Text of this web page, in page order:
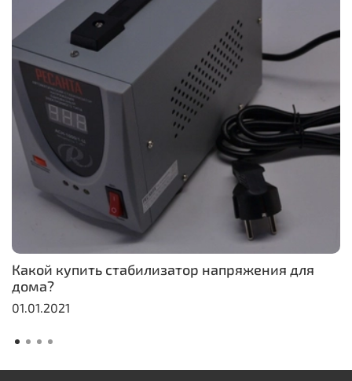
Какой купить стабилизатор напряжения для
дома?
01.01.2021